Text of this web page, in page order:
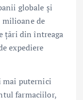
globale și
milioane de
țări din întreaga
expediere
mai puternici
farmaciilor,